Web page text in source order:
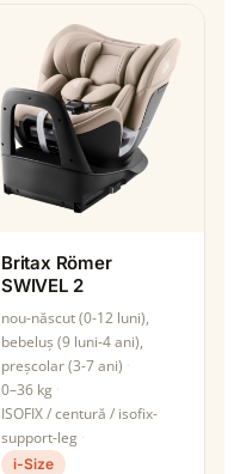
Britax Römer
SWIVEL 2
nou-născut (0-12 luni),
bebeluș (9 luni-4 ani),
preșcolar (3-7 ani)
0–36 kg
ISOFIX / centură / isofix-
support-leg
i-Size